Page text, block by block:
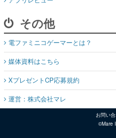
電ファミニコゲーマーとは？
媒体資料はこちら
XプレゼントCP応募規約
運営：株式会社マレ